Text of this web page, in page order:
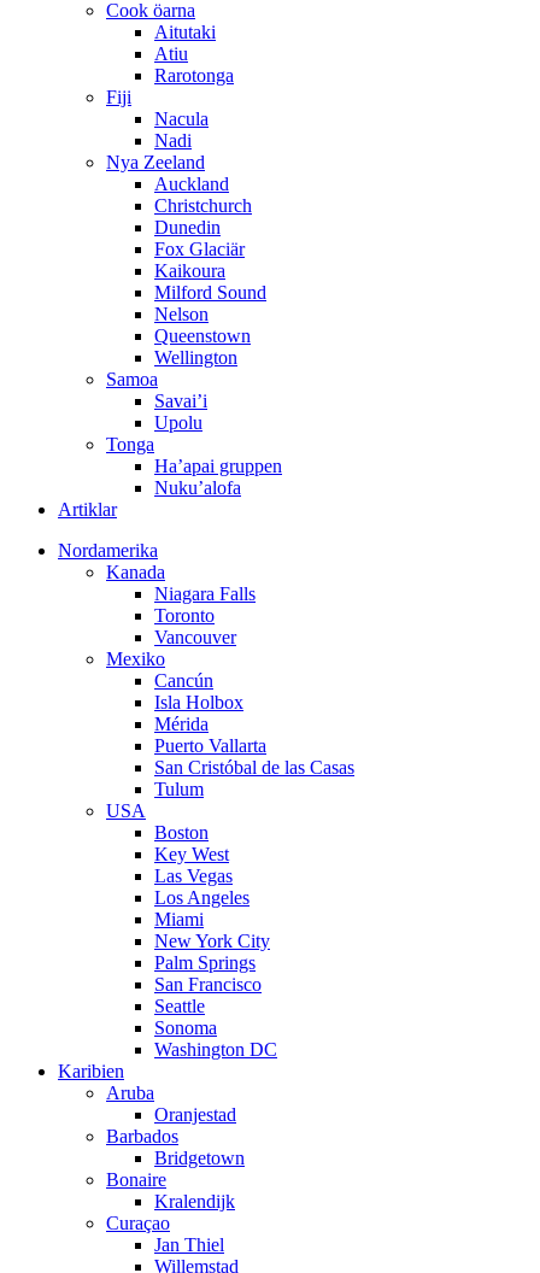
Cook öarna
Aitutaki
Atiu
Rarotonga
Fiji
Nacula
Nadi
Nya Zeeland
Auckland
Christchurch
Dunedin
Fox Glaciär
Kaikoura
Milford Sound
Nelson
Queenstown
Wellington
Samoa
Savai’i
Upolu
Tonga
Ha’apai gruppen
Nuku’alofa
Artiklar
Nordamerika
Kanada
Niagara Falls
Toronto
Vancouver
Mexiko
Cancún
Isla Holbox
Mérida
Puerto Vallarta
San Cristóbal de las Casas
Tulum
USA
Boston
Key West
Las Vegas
Los Angeles
Miami
New York City
Palm Springs
San Francisco
Seattle
Sonoma
Washington DC
Karibien
Aruba
Oranjestad
Barbados
Bridgetown
Bonaire
Kralendijk
Curaçao
Jan Thiel
Willemstad